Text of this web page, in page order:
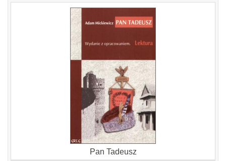
Pan Tadeusz